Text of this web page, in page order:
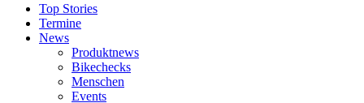
Top Stories
Termine
News
Produktnews
Bikechecks
Menschen
Events